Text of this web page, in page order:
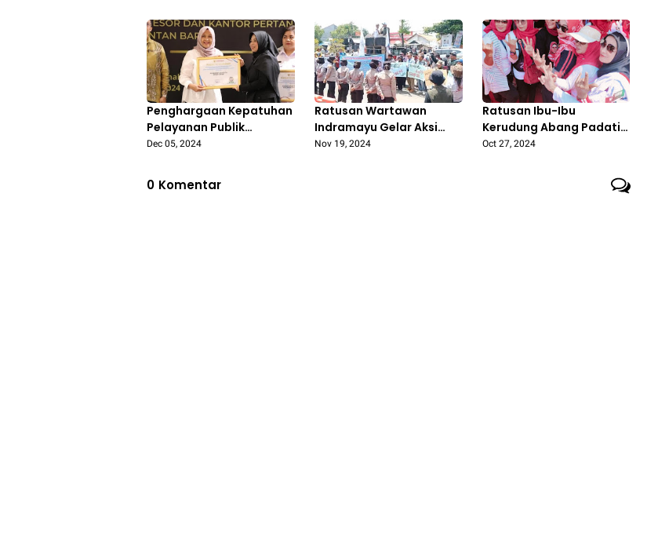
Aset Daerah
Duren Jaya Bekasi Resah
Penghargaan Kepatuhan
Pelayanan Publik
Pontianak Tertinggi ke-
Dec 05, 2024
Ratusan Wartawan
Indramayu Gelar Aksi
Unjuk Rasa dan Boikot
Nov 19, 2024
Ratusan Ibu-Ibu
Kerudung Abang Padati
Lapangan Janggleng
Oct 27, 2024
0 Komentar